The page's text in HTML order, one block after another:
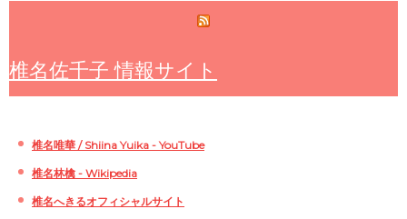
椎名佐千子 情報サイト
椎名唯華 / Shiina Yuika - YouTube
椎名林檎 - Wikipedia
椎名へきるオフィシャルサイト